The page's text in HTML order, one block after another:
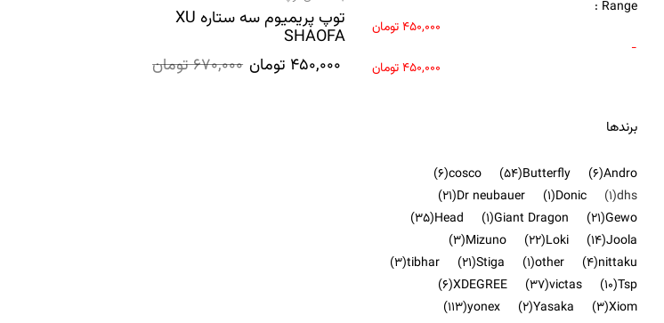
Range :
450,000 تومان
-
450,000 تومان
برندها
Andro
(6)
Butterfly
(54)
cosco
(6)
dhs
(1)
Donic
(1)
Dr neubauer
(21)
Gewo
(21)
Giant Dragon
(1)
Head
(35)
Joola
(14)
Loki
(22)
Mizuno
(3)
nittaku
(4)
other
(1)
Stiga
(21)
tibhar
(3)
Tsp
(10)
victas
(37)
XDEGREE
(6)
Xiom
(3)
Yasaka
(2)
yonex
(113)
توپ پریمیوم سه ستاره XU
SHAOFA
670,000تومان 450,000 تومان